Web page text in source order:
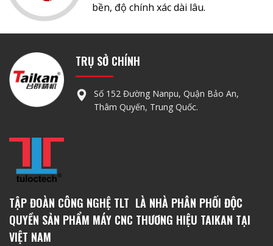
bền, độ chính xác dài lâu.
TRỤ SỞ CHÍNH
Số 152 Đường Nanpu, Quận Bảo An,
Thâm Quyến, Trung Quốc.
TẬP ĐOÀN CÔNG NGHỆ TLT LÀ NHÀ PHÂN PHỐI ĐỘC
QUYỀN SẢN PHẨM MÁY CNC THƯƠNG HIỆU TAIKAN TẠI
VIỆT NAM